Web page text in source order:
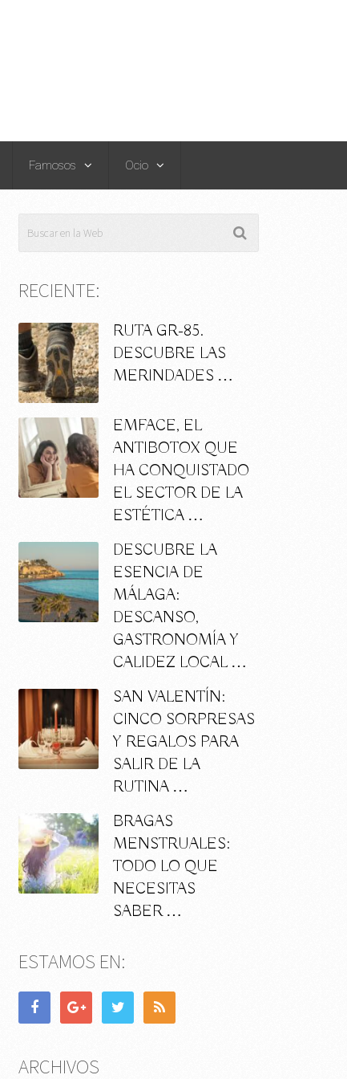
Famosos Ocio
RECIENTE:
RUTA GR-85.
DESCUBRE LAS
MERINDADES …
EMFACE, EL
ANTIBOTOX QUE
HA CONQUISTADO
EL SECTOR DE LA
ESTÉTICA …
DESCUBRE LA
ESENCIA DE
MÁLAGA:
DESCANSO,
GASTRONOMÍA Y
CALIDEZ LOCAL …
SAN VALENTÍN:
CINCO SORPRESAS
Y REGALOS PARA
SALIR DE LA
RUTINA …
BRAGAS
MENSTRUALES:
TODO LO QUE
NECESITAS
SABER …
ESTAMOS EN:
ARCHIVOS